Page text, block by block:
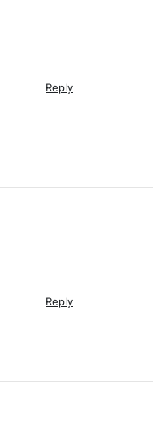
Reply
Reply